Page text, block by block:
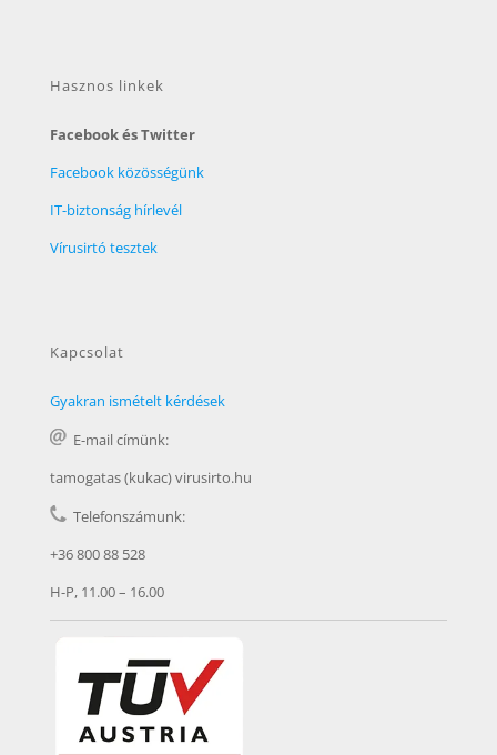
Hasznos linkek
Facebook és Twitter
Facebook közösségünk
IT-biztonság hírlevél
Vírusirtó tesztek
Kapcsolat
Gyakran ismételt kérdések
E-mail címünk:
tamogatas (kukac) virusirto.hu
Telefonszámunk:
+36 800 88 528
H-P, 11.00 – 16.00